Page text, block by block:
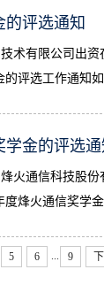
的评选通知
术有限公司出
评选工作通知
学金的评选通
火通信科技股
烽火通信奖学
5 6 9